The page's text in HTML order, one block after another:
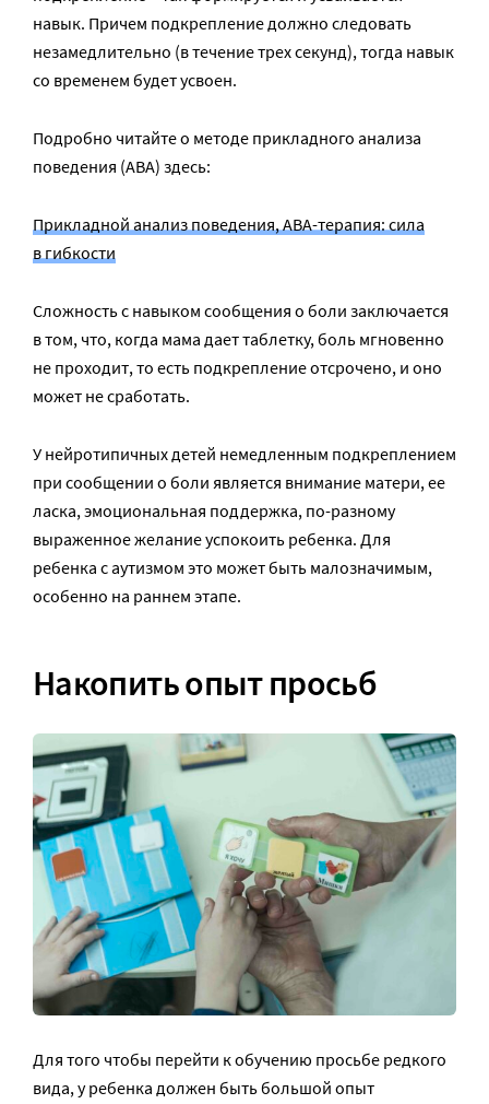
навык. Причем подкрепление должно следовать
незамедлительно (в течение трех секунд), тогда навык
со временем будет усвоен.
Подробно читайте о методе прикладного анализа
поведения (АВА) здесь:
Прикладной анализ поведения, ABA-терапия: сила
в гибкости
Сложность с навыком сообщения о боли заключается
в том, что, когда мама дает таблетку, боль мгновенно
не проходит, то есть подкрепление отсрочено, и оно
может не сработать.
У нейротипичных детей немедленным подкреплением
при сообщении о боли является внимание матери, ее
ласка, эмоциональная поддержка, по-разному
выраженное желание успокоить ребенка. Для
ребенка с аутизмом это может быть малозначимым,
особенно на раннем этапе.
Накопить опыт просьб
Для того чтобы перейти к обучению просьбе редкого
вида, у ребенка должен быть большой опыт